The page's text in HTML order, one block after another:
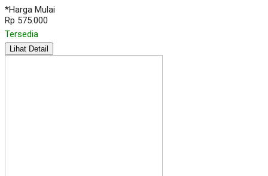
*Harga Mulai
Rp 575.000
Tersedia
Lihat Detail